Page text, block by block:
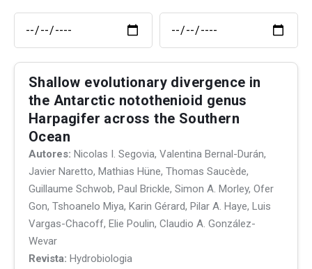
Shallow evolutionary divergence in
the Antarctic notothenioid genus
Harpagifer across the Southern
Ocean
Autores: Nicolas I. Segovia, Valentina Bernal-Durán,
Javier Naretto, Mathias Hüne, Thomas Saucède,
Guillaume Schwob, Paul Brickle, Simon A. Morley, Ofer
Gon, Tshoanelo Miya, Karin Gérard, Pilar A. Haye, Luis
Vargas-Chacoff, Elie Poulin, Claudio A. González-
Wevar
Revista: Hydrobiologia